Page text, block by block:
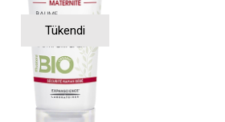
Tükendi